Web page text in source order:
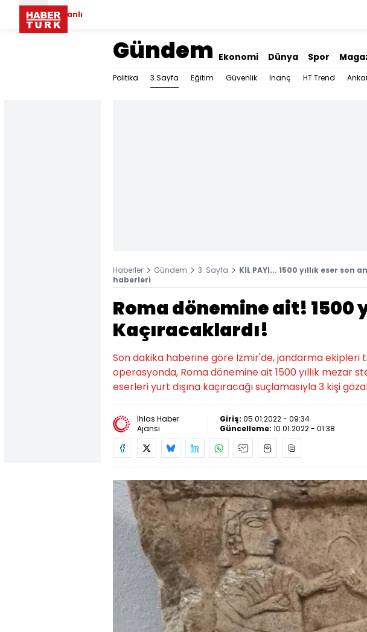
Canlı
Gündem Ekonomi Dünya Spor
Politika 3.Sayfa Eğitim Güvenlik İnanç HT Trend
Haberler Gündem 3. Sayfa
KIL PAYI... 1500 yıllık eser son
haberleri
Roma dönemine ait! 1500
Kaçıracaklardı!
Son dakika haberine göre İzmir'de, jandarma ekipleri
operasyonda, Roma dönemine ait 1500 yıllık mezar
eserleri yurt dışına kaçıracağı suçlamasıyla 3 kişi
İhlas Haber
Ajansı
Giriş: 05.01.2022 - 09:34
Güncelleme: 10.01.2022 - 01:38